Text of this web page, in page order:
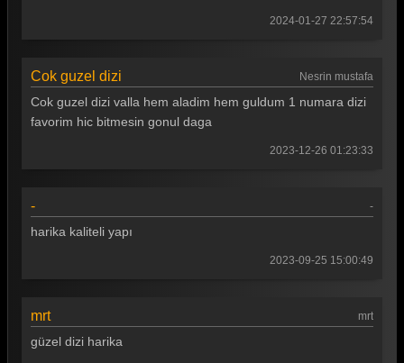
Gönül Dağı 103. Bölüm
Gönül Dağı 102. Bölüm
Gönül Dağı 98. Bölüm
Gönül Dağı 95. Bölüm
2024-01-27 22:57:54
Cok guzel dizi Nesrin mustafa
Cok guzel dizi valla hem aladim hem guldum 1 numara dizi
favorim hic bitmesin gonul daga
2023-12-26 01:23:33
- -
harika kaliteli yapı
2023-09-25 15:00:49
mrt mrt
güzel dizi harika